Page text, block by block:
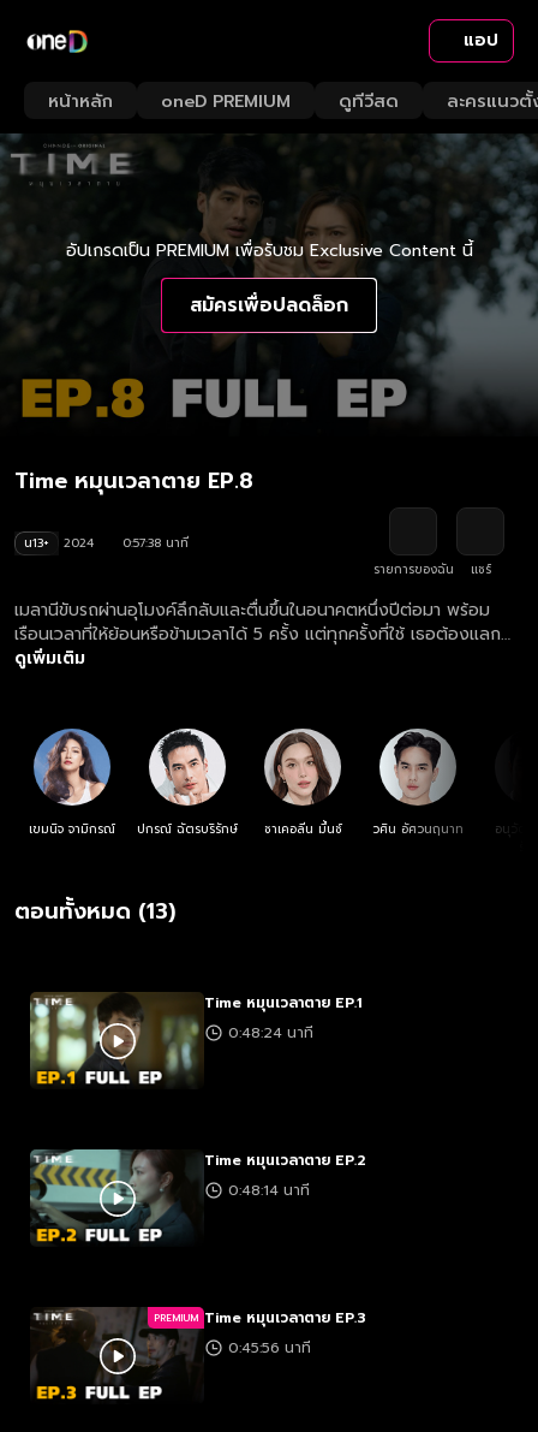
แอป
หน้าหลัก oneD PREMIUM ดูทีวีสด ละครแนวตั้
อัปเกรดเป็น PREMIUM เพื่อรับชม Exclusive Content นี้
สมัครเพื่อปลดล็อก
Time หมุนเวลาตาย EP.8
น13+ 2024
0:57:38 นาที
รายการของฉัน
แชร์
เมลานีขับรถผ่านอุโมงค์ลึกลับและตื่นขึ้นในอนาคตหนึ่งปีต่อมา พร้อม
เรือนเวลาที่ให้ย้อนหรือข้ามเวลาได้ 5 ครั้ง แต่ทุกครั้งที่ใช้ เธอต้องแลก
ด้วยชีวิตหนึ่งชีวิต
ดูเพิ่มเติม
เขมนิจ จามิกรณ์ ปกรณ์ ฉัตรบริรักษ์ ชาเคอลีน มึ้นช์ วศิน อัศวนฤนาท
อนุวัฒ
ตอนทั้งหมด (13)
Time หมุนเวลาตาย EP.1
0:48:24 นาที
Time หมุนเวลาตาย EP.2
0:48:14 นาที
PREMIUM Time หมุนเวลาตาย EP.3
0:45:56 นาที